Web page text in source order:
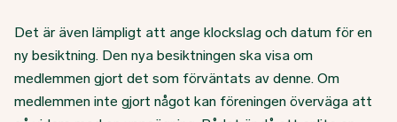
Det är även lämpligt att ange klockslag och datum för en
ny besiktning. Den nya besiktningen ska visa om
medlemmen gjort det som förväntats av denne. Om
medlemmen inte gjort något kan föreningen överväga att